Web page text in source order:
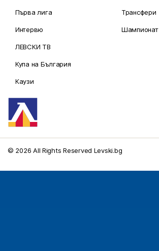
Първа лига
Интервю
ЛЕВСКИ ТВ
Купа на България
Каузи
Трансфери
Шампионат
© 2026 All Rights Reserved Levski.bg